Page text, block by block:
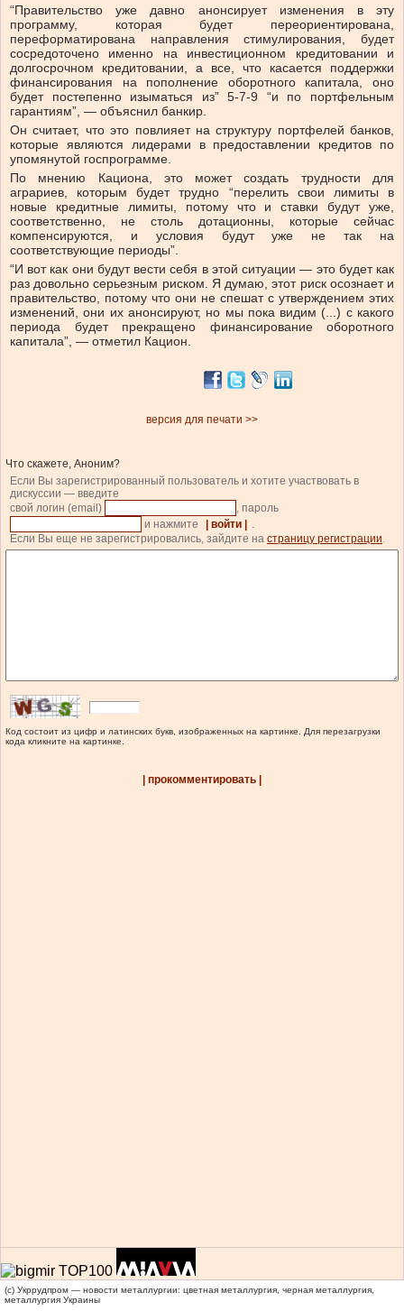
“Правительство уже давно анонсирует изменения в эту
программу, которая будет переориентирована,
переформатирована направления стимулирования, будет
сосредоточено именно на инвестиционном кредитовании и
долгосрочном кредитовании, а все, что касается поддержки
финансирования на пополнение оборотного капитала, оно
будет постепенно изыматься из” 5-7-9 “и по портфельным
гарантиям”, — объяснил банкир.
Он считает, что это повлияет на структуру портфелей банков,
которые являются лидерами в предоставлении кредитов по
упомянутой госпрограмме.
По мнению Кациона, это может создать трудности для
аграриев, которым будет трудно “перелить свои лимиты в
новые кредитные лимиты, потому что и ставки будут уже,
соответственно, не столь дотационны, которые сейчас
компенсируются, и условия будут уже не так на
соответствующие периоды”.
“И вот как они будут вести себя в этой ситуации — это будет как
раз довольно серьезным риском. Я думаю, этот риск осознает и
правительство, потому что они не спешат с утверждением этих
изменений, они их анонсируют, но мы пока видим (...) с какого
периода будет прекращено финансирование оборотного
капитала”, — отметил Кацион.
версия для печати >>
Что скажете, Аноним?
Если Вы зарегистрированный пользователь и хотите участвовать в
дискуссии — введите
свой логин (email)
, пароль
и нажмите
| войти |
.
Если Вы еще не зарегистрировались, зайдите на страницу регистрации.
Код состоит из цифр и латинских букв, изображенных на картинке. Для перезагрузки
кода кликните на картинке.
| прокомментировать |
(c) Укррудпром — новости металлургии: цветная металлургия, черная металлургия,
металлургия Украины